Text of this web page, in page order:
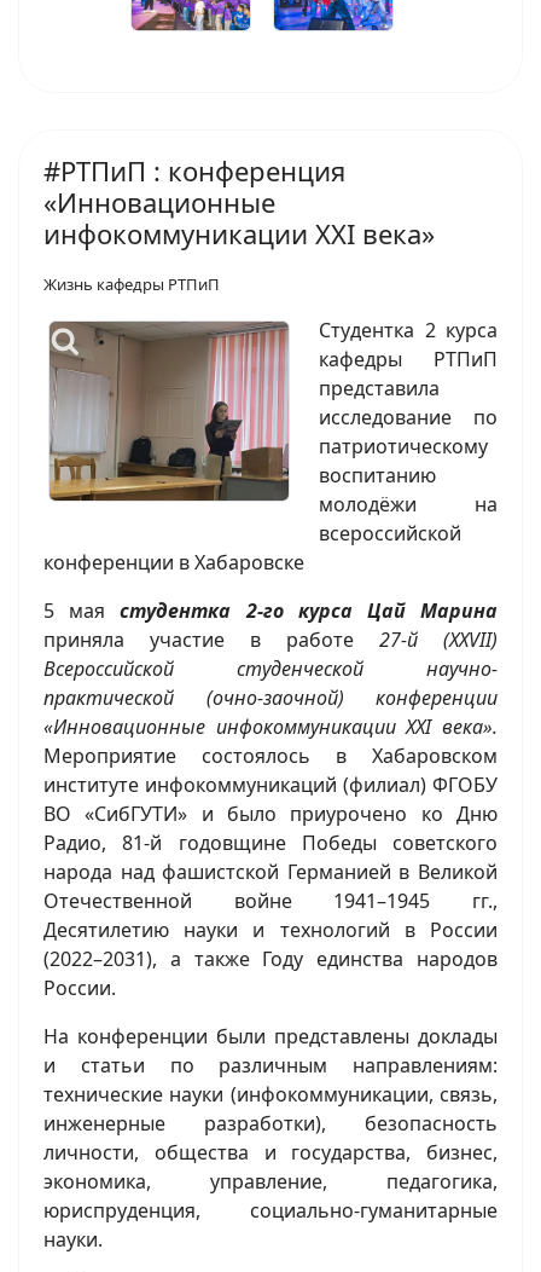
#РТПиП : конференция
«Инновационные
инфокоммуникации XXI века»
Жизнь кафедры РТПиП
Студентка 2 курса
кафедры РТПиП
представила
исследование по
патриотическому
воспитанию
молодёжи на
всероссийской
конференции в Хабаровске
5 маястудентка 2-го курса Цай Марина
приняла участие в работе 27-й (XXVII)
Всероссийской студенческой научно-
практической (очно-заочной) конференции
«Инновационные инфокоммуникации XXI века».
Мероприятие состоялось в Хабаровском
институте инфокоммуникаций (филиал) ФГОБУ
ВО «СибГУТИ» и было приурочено ко Дню
Радио, 81-й годовщине Победы советского
народа над фашистской Германией в Великой
Отечественной войне 1941–1945 гг.,
Десятилетию науки и технологий в России
(2022–2031), а также Году единства народов
России.
На конференции были представлены доклады
и статьи по различным направлениям:
технические науки (инфокоммуникации, связь,
инженерные разработки), безопасность
личности, общества и государства, бизнес,
экономика, управление, педагогика,
юриспруденция, социально-гуманитарные
науки.